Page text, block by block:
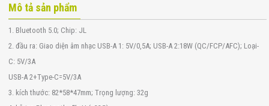
Mô tả sản phẩm
1. Bluetooth 5.0; Chip: JL
2. đầu ra: Giao diện âm nhạc USB-A 1: 5V/0,5A; USB-A 2:18W (QC/FCP/AFC); Loại-
C: 5V/3A
USB-A 2+Type-C=5V/3A
3. kích thước: 82*58*47mm; Trọng lượng: 32g